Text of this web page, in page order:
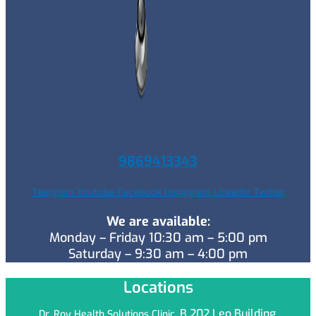
9869413343
Telegram Youtube Facebook Instagram Linkedin Twitter
We are available:
Monday – Friday 10:30 am – 5:00 pm
Saturday – 9:30 am – 4:00 pm
Locations